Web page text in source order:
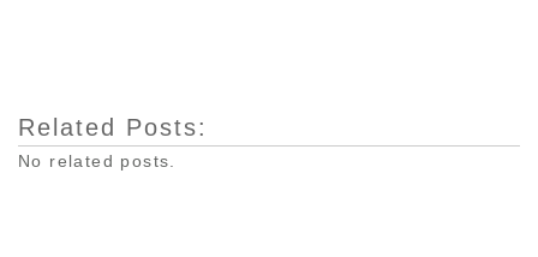
Related Posts:
No related posts.